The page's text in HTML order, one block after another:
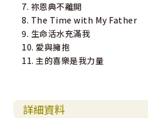
7. 祢恩典不離開
8. The Time with My Father
9. 生命活水充滿我
10. 愛與擁抱
11. 主的喜樂是我力量
詳細資料